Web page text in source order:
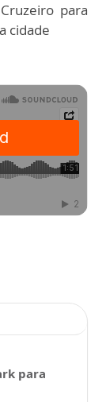
para
cidade
para